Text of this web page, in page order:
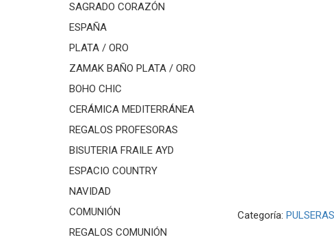
SAGRADO CORAZÓN
ESPAÑA
PLATA / ORO
ZAMAK BAÑO PLATA / ORO
BOHO CHIC
CERÁMICA MEDITERRÁNEA
REGALOS PROFESORAS
BISUTERIA FRAILE AYD
ESPACIO COUNTRY
NAVIDAD
COMUNIÓN
REGALOS COMUNIÓN
Categoría: